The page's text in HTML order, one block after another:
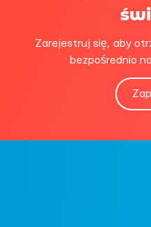
Zarejestruj się, aby
bezpośrednio